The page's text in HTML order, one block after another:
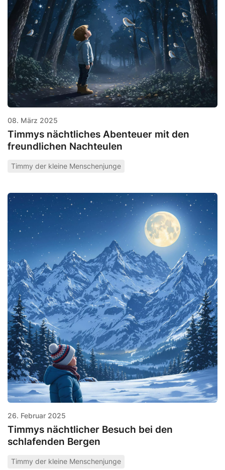
08. März 2025
Timmys nächtliches Abenteuer mit den
freundlichen Nachteulen
Timmy der kleine Menschenjunge
26. Februar 2025
Timmys nächtlicher Besuch bei den
schlafenden Bergen
Timmy der kleine Menschenjunge